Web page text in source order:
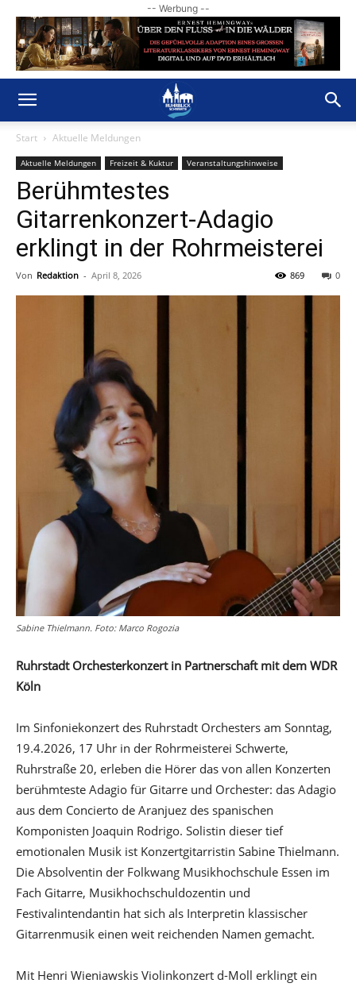
-- Werbung --
Start Aktuelle Meldungen
Aktuelle Meldungen Freizeit & Kuktur Veranstaltungshinweise
Berühmtestes
Gitarrenkonzert-Adagio
erklingt in der Rohrmeisterei
Von Redaktion - April 8, 2026 0
869
Sabine Thielmann. Foto: Marco Rogozia
Ruhrstadt Orchesterkonzert in Partnerschaft mit dem WDR
Köln
Im Sinfoniekonzert des Ruhrstadt Orchesters am Sonntag,
19.4.2026, 17 Uhr in der Rohrmeisterei Schwerte,
Ruhrstraße 20, erleben die Hörer das von allen Konzerten
berühmteste Adagio für Gitarre und Orchester: das Adagio
aus dem Concierto de Aranjuez des spanischen
Komponisten Joaquin Rodrigo. Solistin dieser tief
emotionalen Musik ist Konzertgitarristin Sabine Thielmann.
Die Absolventin der Folkwang Musikhochschule Essen im
Fach Gitarre, Musikhochschuldozentin und
Festivalintendantin hat sich als Interpretin klassischer
Gitarrenmusik einen weit reichenden Namen gemacht.
Mit Henri Wieniawskis Violinkonzert d-Moll erklingt ein